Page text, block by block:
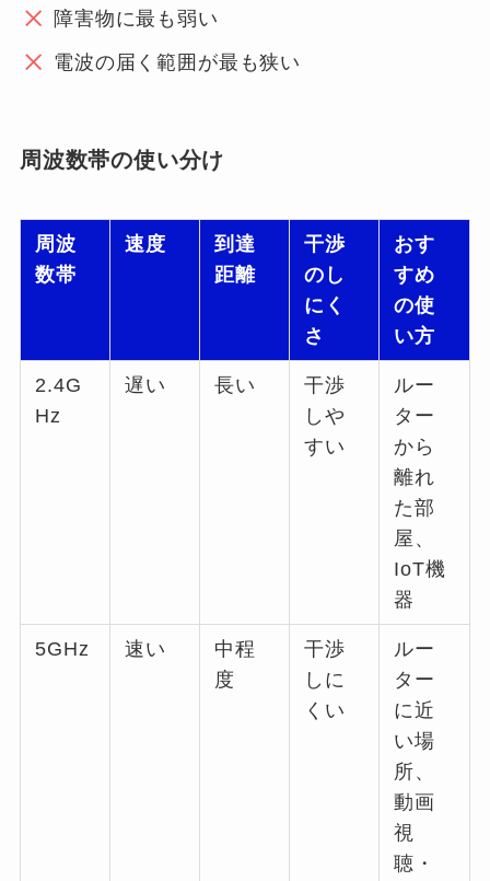
障害物に最も弱い
電波の届く範囲が最も狭い
周波数帯の使い分け
周波
数帯
速度
到達
距離
干渉
のし
にく
さ
おす
すめ
の使
い方
2.4G
Hz
遅い 長い
干渉
しや
すい
ルー
ター
から
離れ
た部
屋、
IoT機
器
5GHz 速い
中程
度
干渉
しに
くい
ルー
ター
に近
い場
所、
動画
視
聴・